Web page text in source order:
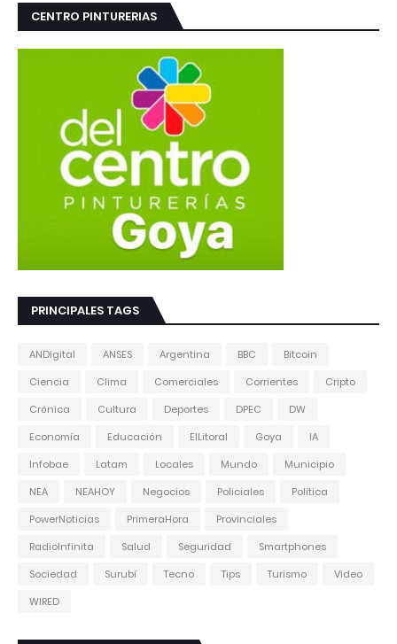
CENTRO PINTURERIAS
PRINCIPALES TAGS
ANDigital ANSES Argentina BBC
Bitcoin
Ciencia
Clima Comerciales Corrientes
Cripto
Crónica
Cultura Deportes DPEC
DW
Economía
Educación ElLitoral Goya
IA
Infobae
Latam Locales Mundo
Municipio
NEA
NEAHOY Negocios Policiales
Política
PowerNoticias
PrimeraHora
Provinciales
RadioInfinita
Salud Seguridad
Smartphones
Sociedad
Surubí Tecno Tips Turismo
Video
WIRED